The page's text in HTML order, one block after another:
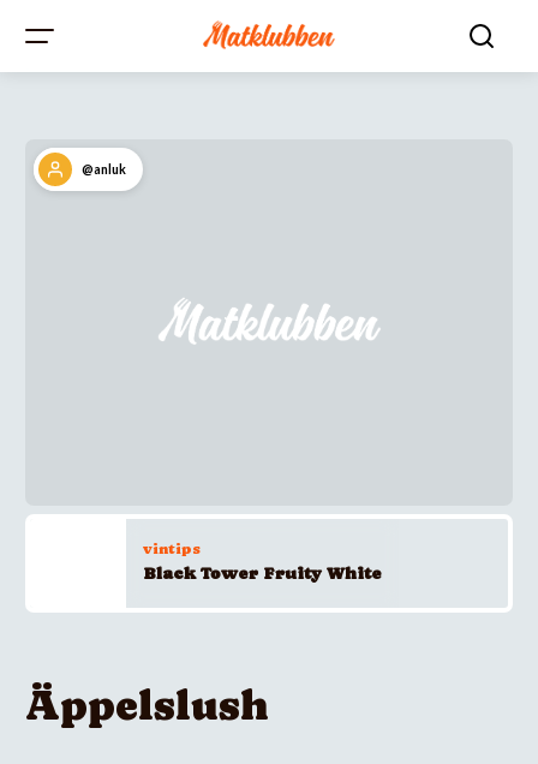
@anluk
vintips
Black Tower Fruity White
Äppelslush